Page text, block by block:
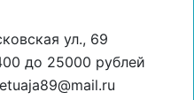
ул., 69
до 25000 рублей